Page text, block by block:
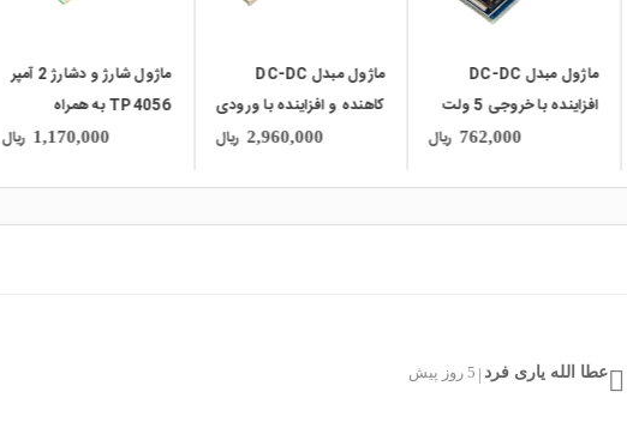
ماژول مبدل DC-DC
افزاینده با خروجی 5 ولت
762,000 ریال
ماژول مبدل DC-DC
کاهنده و افزاینده با ورودی
USB و میکروUSB مدل
2,960,000 ریال
ماژول شارژ و دشارژ 2 آمپر
TP4056 به همراه
افزاینده با ورودی USB
1,170,000 ریال
عطا الله یاری فرد 5 روز پیش